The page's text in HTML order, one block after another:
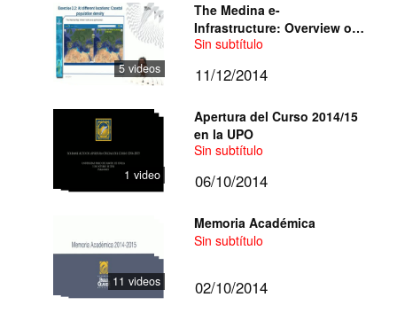
5 videos
The Medina e-
Infrastructure: Overview of
a dedicated Spatial Data
Sin subtítulo
11/12/2014
1 video
Apertura del Curso 2014/15
en la UPO
Sin subtítulo
06/10/2014
11 videos
Memoria Académica
Sin subtítulo
02/10/2014